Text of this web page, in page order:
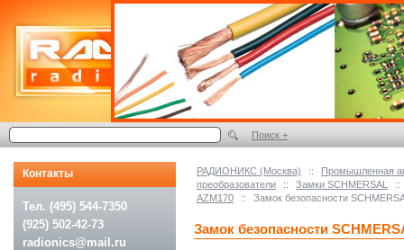
РАДИОНИКС (Москва) ::
Промышленная
преобразователи
:: Замки SCHMERSAL
::
AZM170
:: Замок безопасности
Замок безопасности
Контакты
Тел. (495) 544-7350
(925) 502-42-73
radionics@mail.ru
Поиск +